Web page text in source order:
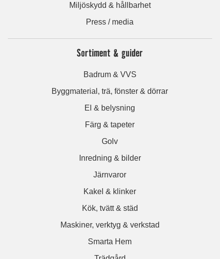
Miljöskydd & hållbarhet
Press / media
Sortiment & guider
Badrum & VVS
Byggmaterial, trä, fönster & dörrar
El & belysning
Färg & tapeter
Golv
Inredning & bilder
Järnvaror
Kakel & klinker
Kök, tvätt & städ
Maskiner, verktyg & verkstad
Smarta Hem